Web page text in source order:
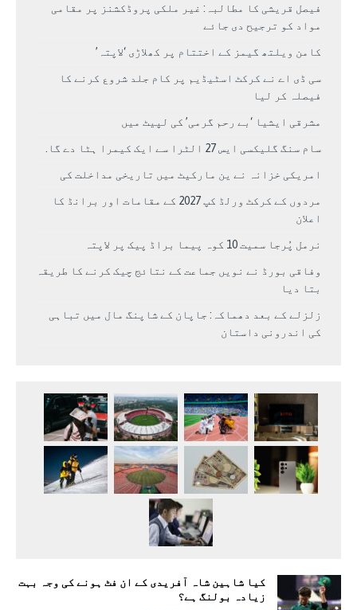
فیصل قریشی کا مطالبہ: غیر ملکی پروڈکشنز پر مقامی
مواد کو ترجیح دی جائے
کامن ویلتھ گیمز کے اختتام پر کھلاڑی ‘لاپتہ’
سی ڈی اے نے کرکٹ اسٹیڈیم پر کام جلد شروع کرنے کا
فیصلہ کر لیا
مشرقی ایشیا ‘بے رحم گرمی’ کی لپیٹ میں
سام سنگ گلیکسی ایس 27 الٹرا سے ایک کیمرا ہٹا دے گا.
امریکی خزانہ نے ین مارکیٹ میں تاریخی مداخلت کی
مردوں کے کرکٹ ورلڈ کپ 2027 کے مقامات اور برانڈ کا
اعلان
نرمل پُرجا سمیت 10 کوہ پیما براڈ پیک پر لاپتہ
وفاقی بورڈ نے نویں جماعت کے نتائج چیک کرنے کا طریقہ
بتا دیا
زلزلے کے بعد دھماکہ: جاپان کے شاپنگ مال میں تباہی
کی اندرونی داستان
کیا شاہین شاہ آفریدی کے ان فٹ ہونے کی وجہ بہت
زیادہ بولنگ ہے؟